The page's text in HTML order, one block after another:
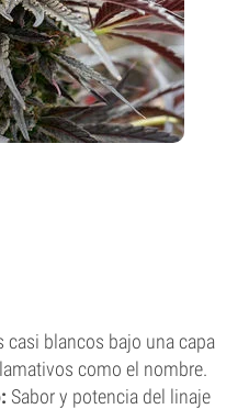
casi blancos bajo una capa
como el nombre.
Sabor y potencia del linaje